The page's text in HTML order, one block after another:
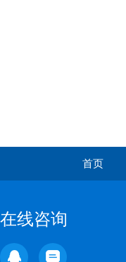
首页
在线咨询